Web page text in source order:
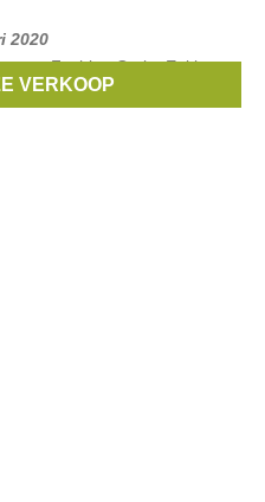
2020
Fashion Outlet Eeklo.
,CKS,Nike
VERKOOP